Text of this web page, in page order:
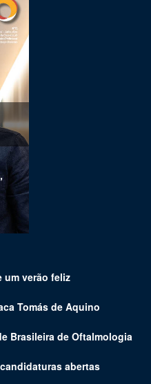
um verão feliz
Tomás de Aquino
Brasileira de Oftalmologia
abertas